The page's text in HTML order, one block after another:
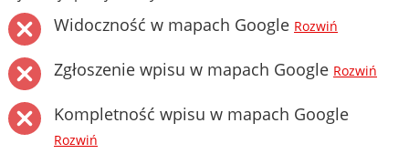
Widoczność w mapach Google Rozwiń
Zgłoszenie wpisu w mapach Google Rozwiń
Kompletność wpisu w mapach Google
Rozwiń